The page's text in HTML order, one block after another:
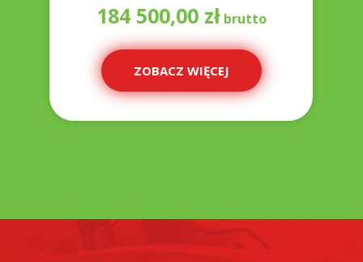
184 500,00 zł
ZOBACZ WIĘCEJ